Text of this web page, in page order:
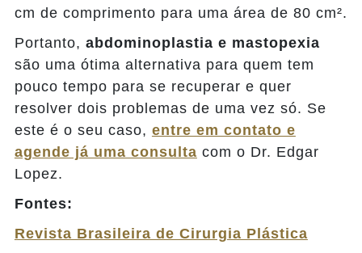
cm de comprimento para uma área de 80 cm².
Portanto, abdominoplastia e mastopexia
são uma ótima alternativa para quem tem
pouco tempo para se recuperar e quer
resolver dois problemas de uma vez só. Se
este é o seu caso, entre em contato e
agende já uma consulta com o Dr. Edgar
Lopez.
Fontes:
Revista Brasileira de Cirurgia Plástica